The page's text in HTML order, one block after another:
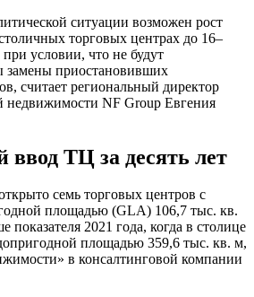
ситуации возможен рост
торговых центрах до 16–
условии, что не будут
замены приостановивших
считает региональный директор
недвижимости NF Group Евгения
ТЦ за десять лет
семь торговых центров с
площадью (GLA) 106,7 тыс. кв.
показателя 2021 года, когда в столице
площадью 359,6 тыс. кв. м,
в консалтинговой компании